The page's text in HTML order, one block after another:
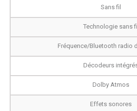
Sans fil
Technologie sans fil
Fréquence/Bluetooth radio
Décodeurs
Dolby Atmos
Effets sonores